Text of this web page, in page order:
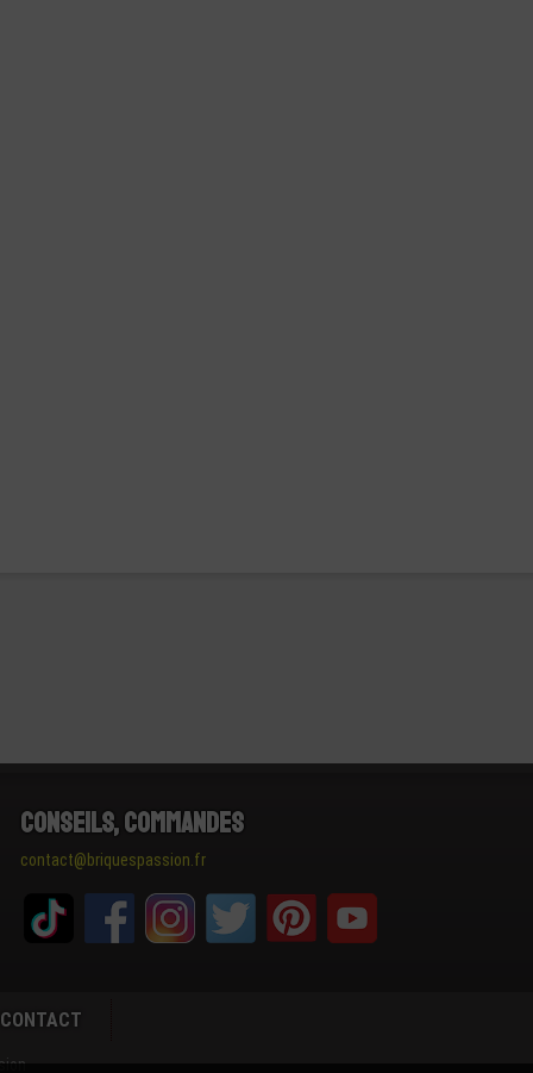
Conseils, Commandes
contact@briquespassion.fr
CONTACT